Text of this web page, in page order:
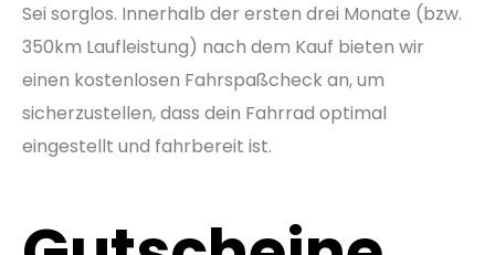
Sei sorglos. Innerhalb der ersten drei Monate (bzw.
350km Laufleistung) nach dem Kauf bieten wir
einen kostenlosen Fahrspaßcheck an, um
sicherzustellen, dass dein Fahrrad optimal
eingestellt und fahrbereit ist.